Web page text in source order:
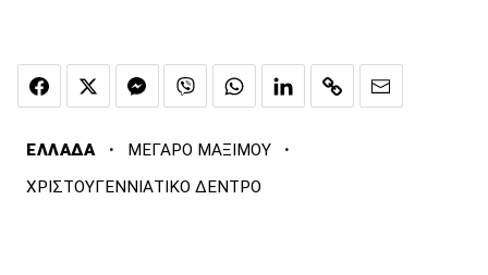
ΕΛΛΑΔΑ · ΜΕΓΑΡΟ ΜΑΞΙΜΟΥ ·
ΧΡΙΣΤΟΥΓΕΝΝΙΑΤΙΚΟ ΔΕΝΤΡΟ